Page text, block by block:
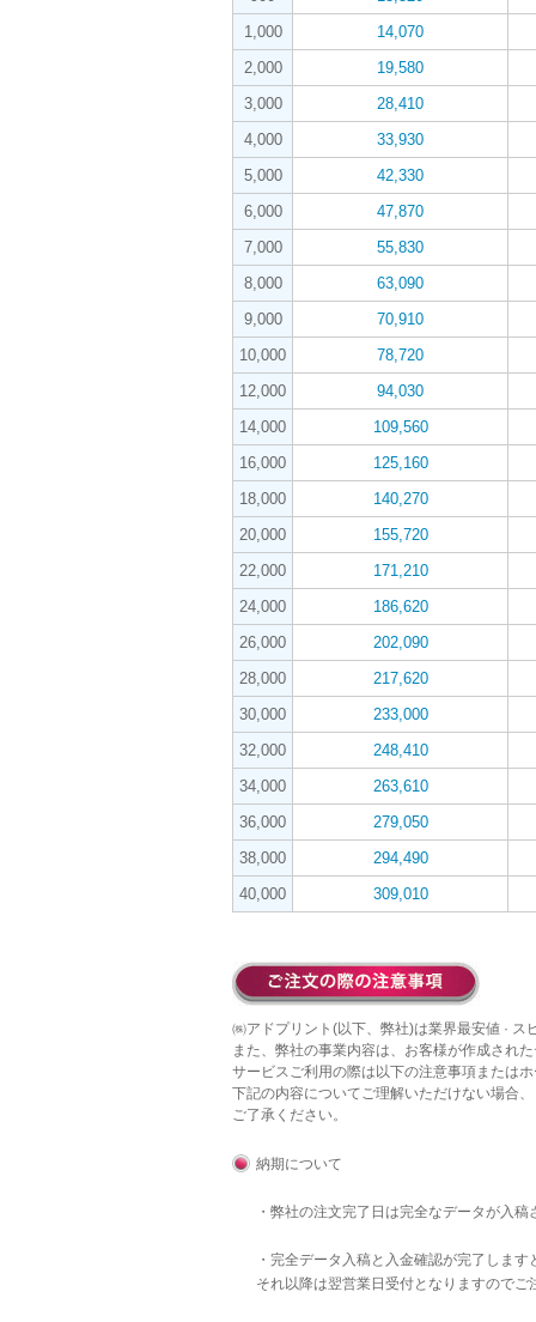
1,000
14,070
2,000
19,580
3,000
28,410
4,000
33,930
5,000
42,330
6,000
47,870
7,000
55,830
8,000
63,090
9,000
70,910
10,000
78,720
12,000
94,030
14,000
109,560
16,000
125,160
18,000
140,270
20,000
155,720
22,000
171,210
24,000
186,620
26,000
202,090
28,000
217,620
30,000
233,000
32,000
248,410
34,000
263,610
36,000
279,050
38,000
294,490
40,000
309,010
㈱アドプリント(以下、弊社)は業界最安値 ·
また、弊社の事業内容は、お客様が作成され
サービスご利用の際は以下の注意事項または
下記の内容についてご理解いただけない場合
ご了承ください。
納期について
・弊社の注文完了日は完全なデータが入
・完全データ入稿と入金確認が完了しま
それ以降は翌営業日受付となりますのでご